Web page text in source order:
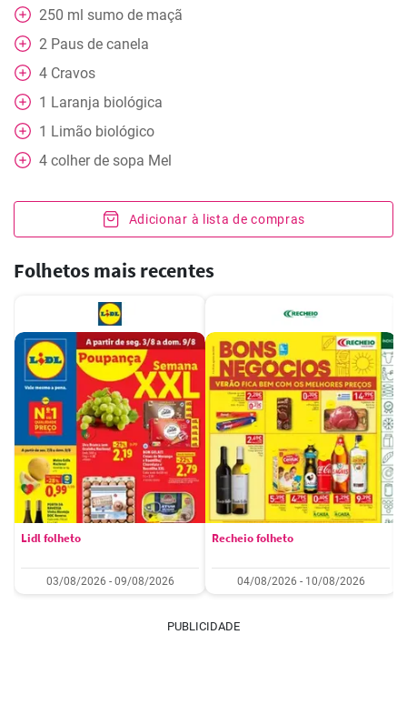
250 ml sumo de maçã
2 Paus de canela
4 Cravos
1 Laranja biológica
1 Limão biológico
4 colher de sopa Mel
Adicionar à lista de compras
Folhetos mais recentes
Lidl folheto
03/08/2026 - 09/08/2026
Recheio folheto
04/08/2026 - 10/08/2026
PUBLICIDADE